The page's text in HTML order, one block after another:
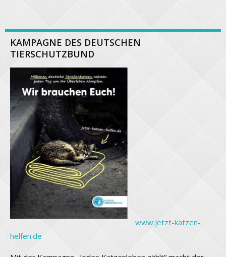
KAMPAGNE DES DEUTSCHEN
TIERSCHUTZBUND
www.jetzt-katzen-
helfen.de